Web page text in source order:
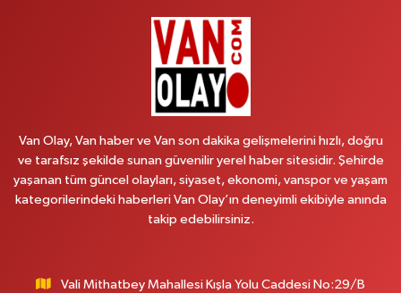
Yol Tarifi Al
Vanyolu Mahallesi, Kara Yusuf Bey Caddesi No:99 B Erciş Van
0 (432) 351 02 96 Yol Tarifi Al
Koç Eczanesi
Engin Eczanesi
Van Olay, Van haber ve Van son dakika gelişmelerini hızlı, doğru
ve tarafsız şekilde sunan güvenilir yerel haber sitesidir. Şehirde
yaşanan tüm güncel olayları, siyaset, ekonomi, vanspor ve yaşam
kategorilerindeki haberleri Van Olay’ın deneyimli ekibiyle anında
takip edebilirsiniz.
Vali Mithatbey Mahallesi Kışla Yolu Caddesi No:29/B